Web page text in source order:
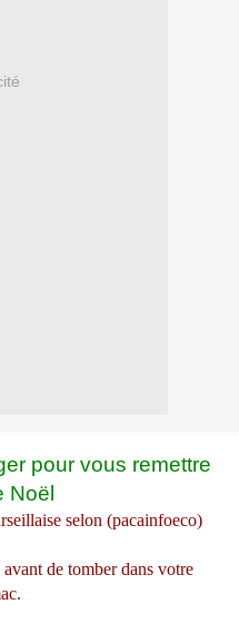
pour vous remettre
Noël
selon (pacainfoeco)
de tomber dans votre